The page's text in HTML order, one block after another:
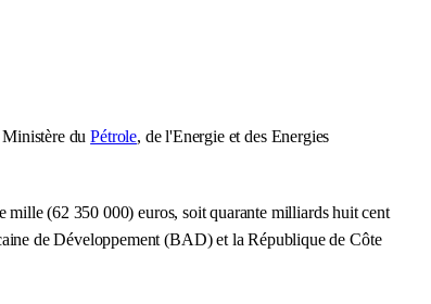
Ministère duPétrole, de l'Energie et des Energies
(62 350 000) euros, soit quarante milliards huit cent
de Développement (BAD) et la République de Côte